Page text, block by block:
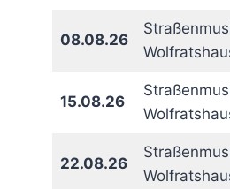
08.08.26
15.08.26
22.08.26